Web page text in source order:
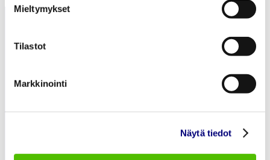
Mieltymykset
Tilastot
Markkinointi
Näytä tiedot
Töihin meille